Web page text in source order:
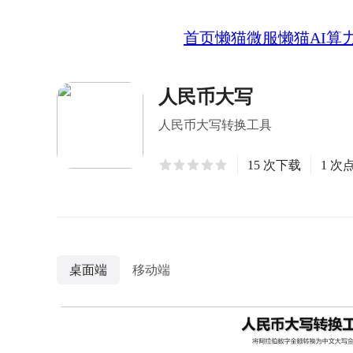
首页懒猫微服懒猫AI算
人民币大写
人民币大写转换工具
15 次下载 1 次
桌面端 移动端